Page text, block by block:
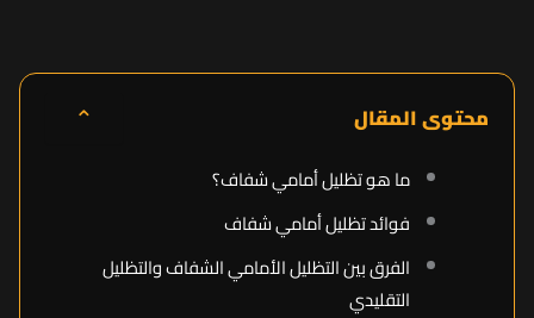
محتوى المقال ⌃
ما هو تظليل أمامي شفاف؟
فوائد تظليل أمامي شفاف
الفرق بين التظليل الأمامي الشفاف والتظليل
التقليدي